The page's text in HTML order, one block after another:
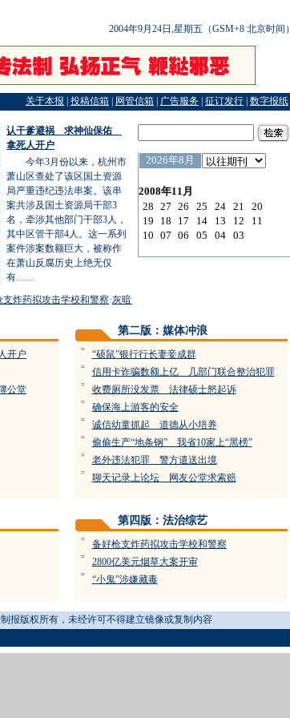
2004年9月24日,星期五（GSM+8 北京时间）
关于本报 投稿信箱 网管信箱 广告服务 征订发行 数字报纸
认干爹避祸 求神仙保佑
拿死人开户
今年3月份以来，杭州市
萧山区查处了该区国土资源
局严重违纪违法串案。该串
案共涉及国土资源局干部3
名，牵涉其他部门干部3人，
其中区管干部4人。这一系列
案件涉案数额巨大，被称作
在萧山反腐历史上绝无仅
有……
炸药拟攻击学校和警察·灰暗世界里的一缕阳光
开户
公堂
第二版：媒体冲浪
= “硕鼠”银行行长妻妾成群
= 信用卡诈骗数额上亿 几部门联合整治犯罪
= 收费厕所没发票 法律硕士怒起诉
= 确保海上游客的安全
= 诚信幼童抓起 道德从小培养
= 偷偷生产“地条钢” 我省10家上“黑榜”
= 老外违法犯罪 警方遣送出境
= 聊天记录上论坛 网友公堂求索赔
第四版：法治综艺
= 备好枪支炸药拟攻击学校和警察
= 2800亿美元烟草大案开审
= “小鬼”涉嫌藏毒
报版权所有，未经许可不得建立镜像或复制内容